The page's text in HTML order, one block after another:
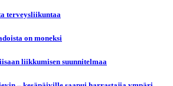
terveysliikuntaa
on moneksi
liikkumisen suunnitelmaa